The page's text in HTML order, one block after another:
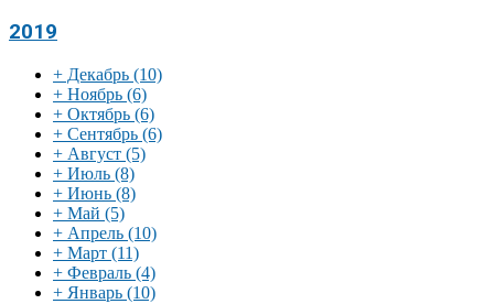
2019
+ Декабрь (10)
+ Ноябрь (6)
+ Октябрь (6)
+ Сентябрь (6)
+ Август (5)
+ Июль (8)
+ Июнь (8)
+ Май (5)
+ Апрель (10)
+ Март (11)
+ Февраль (4)
+ Январь (10)